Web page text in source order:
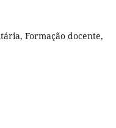
Formação docente,